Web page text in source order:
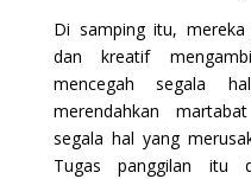
Di samping itu,
dan kreatif
mencegah segala
merendahkan
segala hal yang
Tugas panggilan itu